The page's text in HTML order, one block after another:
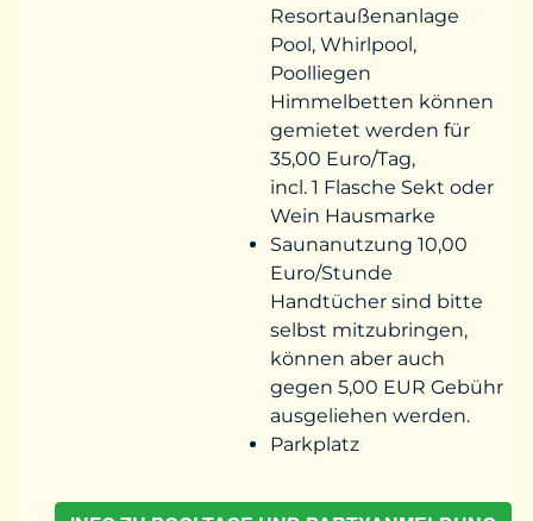
Resortaußenanlage
Pool, Whirlpool,
Poolliegen
Himmelbetten können
gemietet werden für
35,00 Euro/Tag,
incl. 1 Flasche Sekt oder
Wein Hausmarke
Saunanutzung 10,00
Euro/Stunde
Handtücher sind bitte
selbst mitzubringen,
können aber auch
gegen 5,00 EUR Gebühr
ausgeliehen werden.
Parkplatz